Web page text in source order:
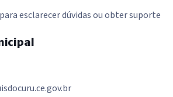
esclarecer dúvidas ou obter suporte